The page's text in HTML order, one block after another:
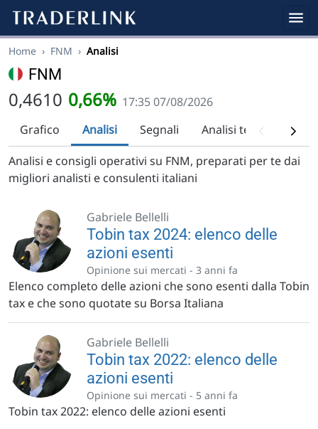
Home › FNM › Analisi
FNM
0,4610 0,66% 17:35 07/08/2026
Grafico
Analisi Segnali Analisi tecnica
Analisi e consigli operativi su FNM, preparati per te dai
migliori analisti e consulenti italiani
Gabriele Bellelli
Tobin tax 2024: elenco delle
azioni esenti
Opinione sui mercati - 3 anni fa
Elenco completo delle azioni che sono esenti dalla Tobin
tax e che sono quotate su Borsa Italiana
Gabriele Bellelli
Tobin tax 2022: elenco delle
azioni esenti
Opinione sui mercati - 5 anni fa
Tobin tax 2022: elenco delle azioni esenti